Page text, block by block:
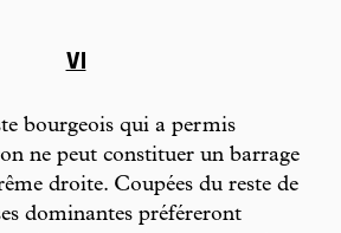
VI
bourgeois qui a permis
ne peut constituer un barrage
droite. Coupées du reste de
dominantes préféreront